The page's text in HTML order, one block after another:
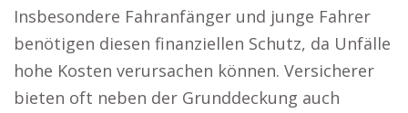
Insbesondere Fahranfänger und junge Fahrer
benötigen diesen finanziellen Schutz, da Unfälle
hohe Kosten verursachen können. Versicherer
bieten oft neben der Grunddeckung auch